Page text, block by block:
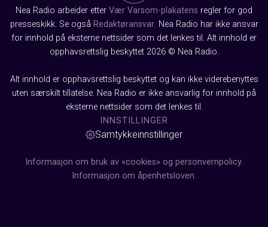
Nea Radio arbeider etter Vær Varsom-plakatens regler for god
presseskikk. Se også Redaktøransvar. Nea Radio har ikke ansvar
for innhold på eksterne nettsider som det lenkes til. Alt innhold er
opphavsrettslig beskyttet 2026 © Nea Radio.
Alt innhold er opphavsrettslig beskyttet og kan ikke viderebenyttes
uten særskilt tillatelse. Nea Radio er ikke ansvarlig for innhold på
eksterne nettsider som det lenkes til.
INNSTILLINGER
Samtykkeinnstillinger
Informasjon om bruk av «cookies» og personvernpolicy.
Informasjon om åpenhetsloven.